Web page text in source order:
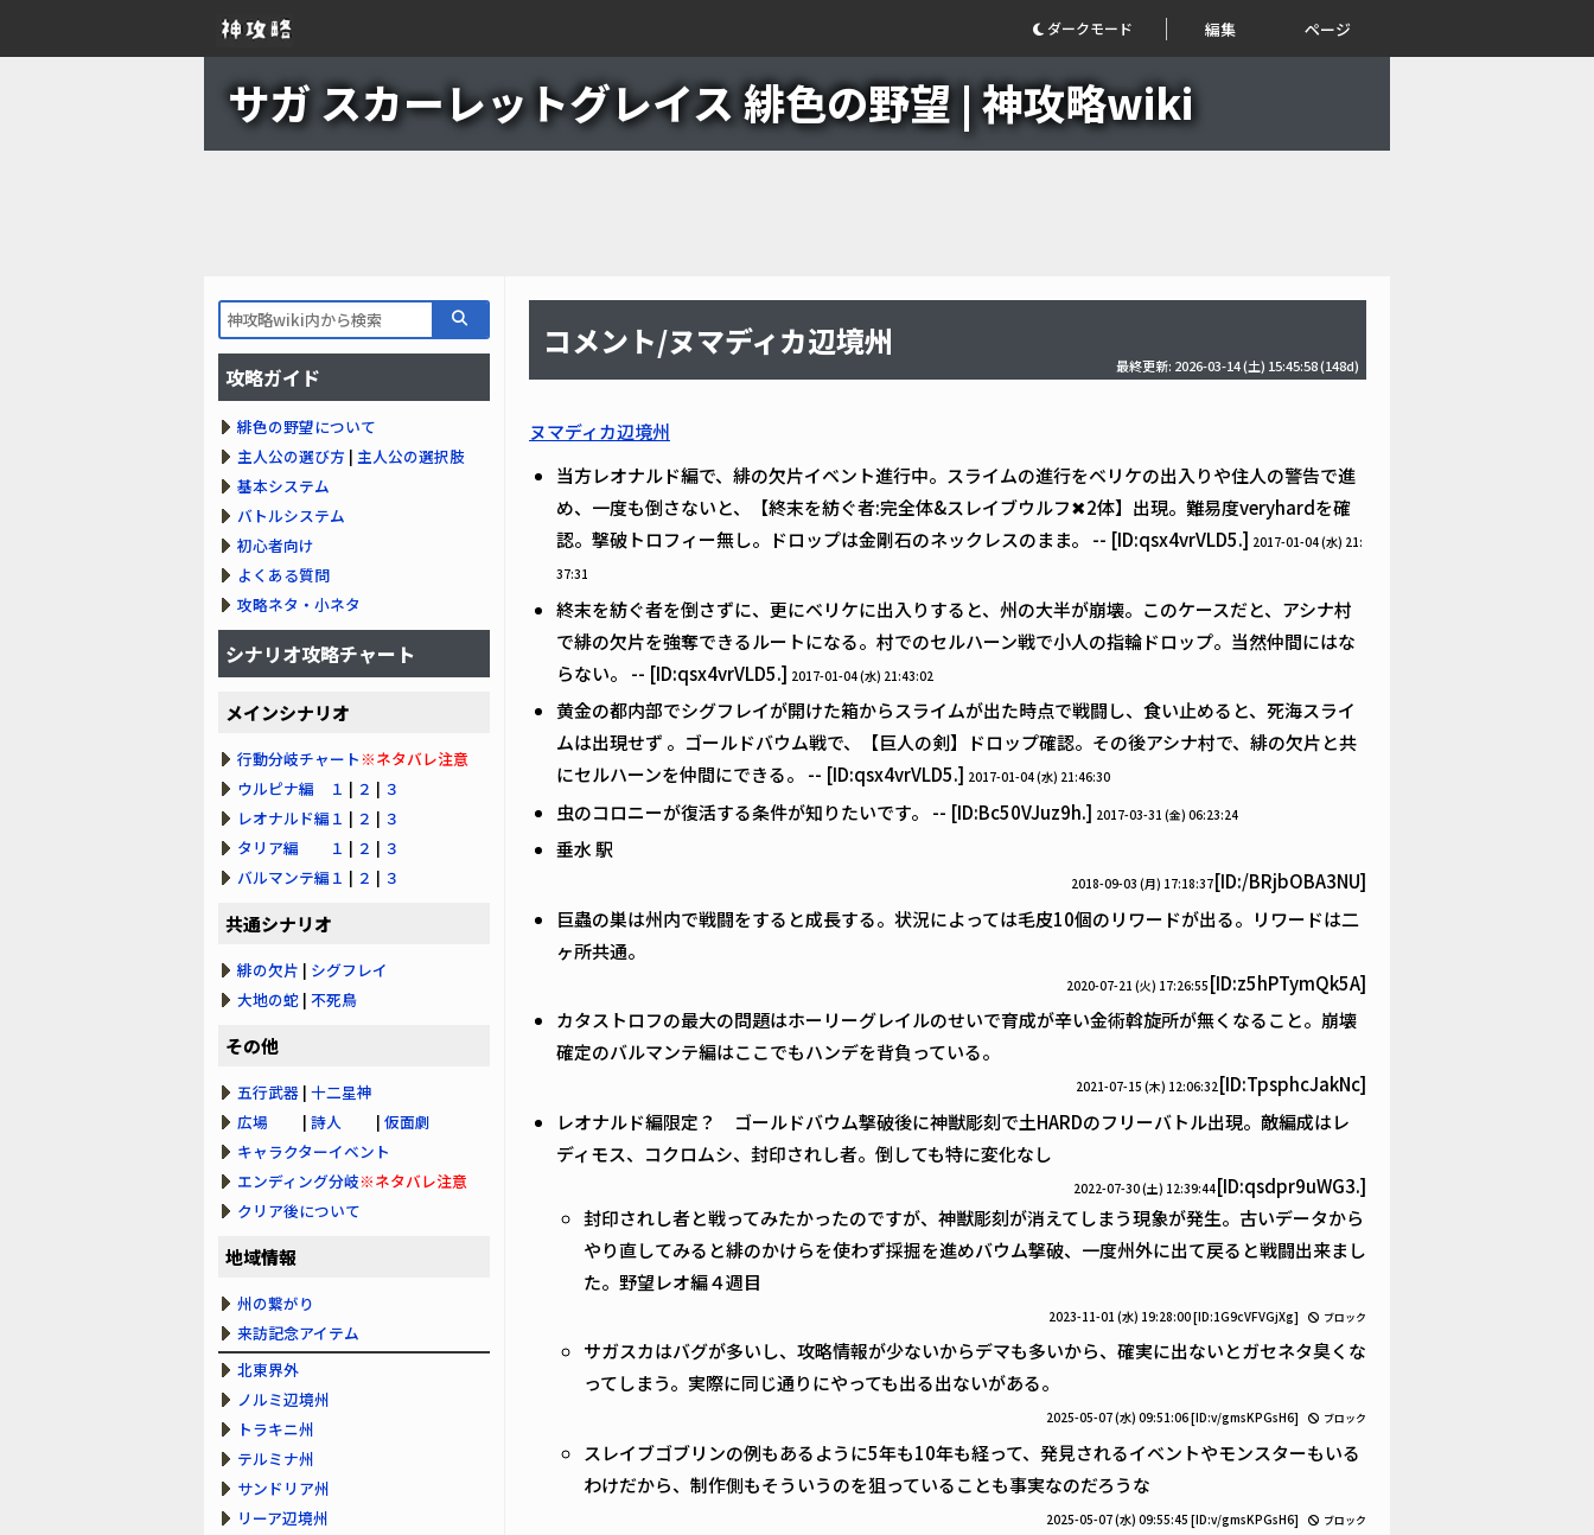
ダークモード 編集 ページ
サガ スカーレットグレイス 緋色の野望 | 神攻略wiki
コメント/ヌマディカ辺境州
最終更新: 2026-03-14 (土) 15:45:58(148d)
ヌマディカ辺境州
当方レオナルド編で、緋の欠片イベント進行中。スライムの進行をベリケの出入りや住人の警告で進
め、一度も倒さないと、【終末を紡ぐ者:完全体&スレイブウルフ✖2体】出現。難易度veryhardを確
認。撃破トロフィー無し。ドロップは金剛石のネックレスのまま。 -- [ID:qsx4vrVLD5.] 2017-01-04 (水) 21:
37:31
終末を紡ぐ者を倒さずに、更にベリケに出入りすると、州の大半が崩壊。このケースだと、アシナ村
で緋の欠片を強奪できるルートになる。村でのセルハーン戦で小人の指輪ドロップ。当然仲間にはな
らない。 -- [ID:qsx4vrVLD5.] 2017-01-04 (水) 21:43:02
黄金の都内部でシグフレイが開けた箱からスライムが出た時点で戦闘し、食い止めると、死海スライ
ムは出現せず 。ゴールドバウム戦で、【巨人の剣】ドロップ確認。その後アシナ村で、緋の欠片と共
にセルハーンを仲間にできる。 -- [ID:qsx4vrVLD5.] 2017-01-04 (水) 21:46:30
虫のコロニーが復活する条件が知りたいです。 -- [ID:Bc50VJuz9h.] 2017-03-31 (金) 06:23:24
垂水 駅
2018-09-03 (月) 17:18:37[ID:/BRjbOBA3NU]
巨蟲の巣は州内で戦闘をすると成長する。状況によっては毛皮10個のリワードが出る。リワードは二
ヶ所共通。
2020-07-21 (火) 17:26:55 [ID:z5hPTymQk5A]
カタストロフの最大の問題はホーリーグレイルのせいで育成が辛い金術斡旋所が無くなること。崩壊
確定のバルマンテ編はここでもハンデを背負っている。
2021-07-15 (木) 12:06:32[ID:TpsphcJakNc]
レオナルド編限定？ ゴールドバウム撃破後に神獣彫刻で土HARDのフリーバトル出現。敵編成はレ
ディモス、コクロムシ、封印されし者。倒しても特に変化なし
2022-07-30 (土) 12:39:44[ID:qsdpr9uWG3.]
封印されし者と戦ってみたかったのですが、神獣彫刻が消えてしまう現象が発生。古いデータから
やり直してみると緋のかけらを使わず採掘を進めバウム撃破、一度州外に出て戻ると戦闘出来まし
た。野望レオ編４週目
2023-11-01 (水) 19:28:00[ID:1G9cVFVGjXg] ブロック
サガスカはバグが多いし、攻略情報が少ないからデマも多いから、確実に出ないとガセネタ臭くな
ってしまう。実際に同じ通りにやっても出る出ないがある。
2025-05-07 (水) 09:51:06[ID:v/gmsKPGsH6] ブロック
スレイブゴブリンの例もあるように5年も10年も経って、発見されるイベントやモンスターもいる
わけだから、制作側もそういうのを狙っていることも事実なのだろうな
2025-05-07 (水) 09:55:45 [ID:v/gmsKPGsH6] ブロック
攻略ガイド
緋色の野望について
主人公の選び方 | 主人公の選択肢
基本システム
バトルシステム
初心者向け
よくある質問
攻略ネタ・小ネタ
シナリオ攻略チャート
メインシナリオ
行動分岐チャート※ネタバレ注意
ウルピナ編 １ | ２ | ３
レオナルド編１ | ２ | ３
タリア編 １ | ２ | ３
バルマンテ編１ | ２ | ３
共通シナリオ
緋の欠片 | シグフレイ
大地の蛇 | 不死鳥
その他
五行武器 | 十二星神
広場 | 詩人 | 仮面劇
キャラクターイベント
エンディング分岐※ネタバレ注意
クリア後について
地域情報
州の繋がり
来訪記念アイテム
北東界外
ノルミ辺境州
トラキニ州
テルミナ州
サンドリア州
リーア辺境州